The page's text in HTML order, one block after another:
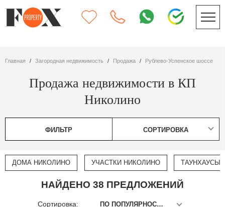
Главная Загородная недвижимость Продажа Рублево-Успенское шоссе
Продажа недвижимости в КП
Николино
ФИЛЬТР СОРТИРОВКА
ДОМА НИКОЛИНО УЧАСТКИ НИКОЛИНО ТАУНХАУСЫ
НАЙДЕНО 38 ПРЕДЛОЖЕНИЙ
Сортировка: ПО ПОПУЛЯРНОСТИ